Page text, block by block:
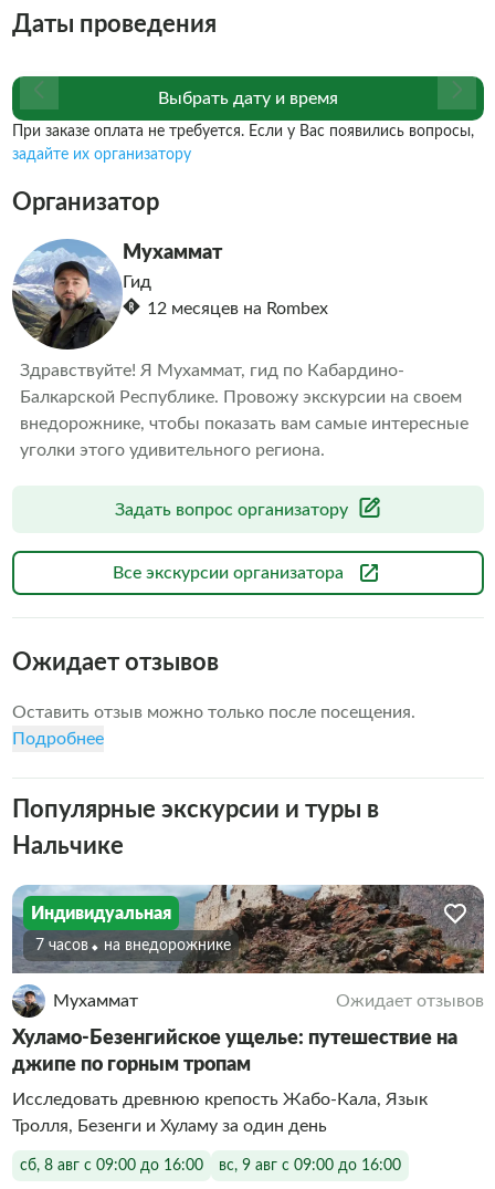
Даты проведения
Выбрать дату и время
При заказе оплата не требуется. Если у Вас появились вопросы,
задайте их организатору
Организатор
Мухаммат
Гид
12 месяцев на Rombex
Здравствуйте! Я Мухаммат, гид по Кабардино-
Балкарской Республике. Провожу экскурсии на своем
внедорожнике, чтобы показать вам самые интересные
уголки этого удивительного региона.
Задать вопрос организатору
Все экскурсии организатора
Ожидает отзывов
Оставить отзыв можно только после посещения.
Подробнее
Популярные экскурсии и туры в
Нальчике
Индивидуальная
7 часов На внедорожнике
Мухаммат Ожидает отзывов
Хуламо-Безенгийское ущелье: путешествие на
джипе по горным тропам
Исследовать древнюю крепость Жабо-Кала, Язык
Тролля, Безенги и Хуламу за один день
сб, 8 авг с 09:00 до 16:00 вс, 9 авг с 09:00 до 16:00